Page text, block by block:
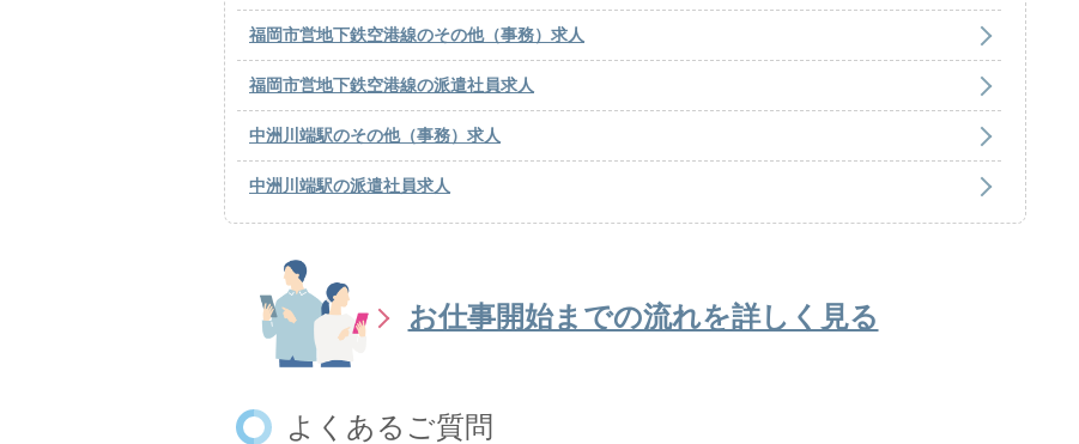
福岡市営地下鉄空港線のその他（事務）求人
福岡市営地下鉄空港線の派遣社員求人
中洲川端駅のその他（事務）求人
中洲川端駅の派遣社員求人
お仕事開始までの流れを詳しく見る
よくあるご質問